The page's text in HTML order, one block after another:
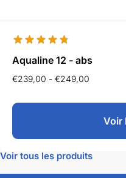
Aqualine 12 - abs
€239,00 - €249,00
Voir
Voir tous les produits